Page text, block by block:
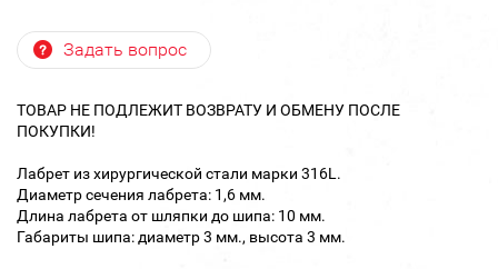
Задать вопрос
ТОВАР НЕ ПОДЛЕЖИТ ВОЗВРАТУ И ОБМЕНУ ПОСЛЕ
ПОКУПКИ!
Лабрет из хирургической стали марки 316L.
Диаметр сечения лабрета: 1,6 мм.
Длина лабрета от шляпки до шипа: 10 мм.
Габариты шипа: диаметр 3 мм., высота 3 мм.